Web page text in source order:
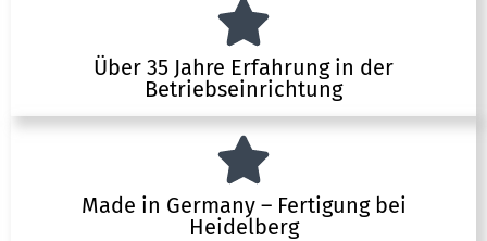
Über 35 Jahre Erfahrung in der
Betriebseinrichtung
Made in Germany – Fertigung bei
Heidelberg